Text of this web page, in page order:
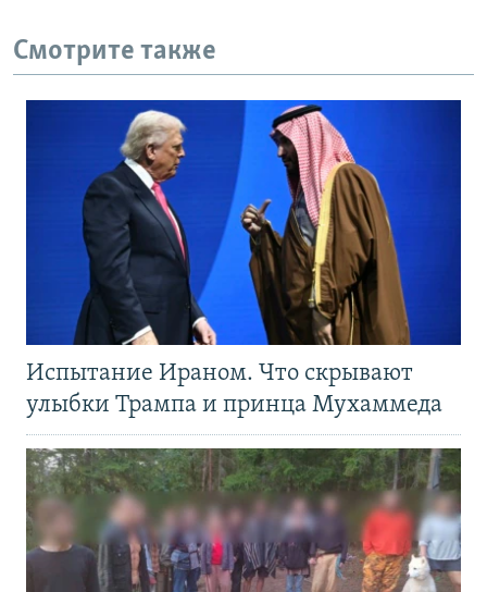
Смотрите также
Испытание Ираном. Что скрывают
улыбки Трампа и принца Мухаммеда